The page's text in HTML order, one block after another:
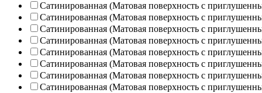
Сатинированная (Матовая поверхность с
Сатинированная (Матовая поверхность с
Сатинированная (Матовая поверхность с
Сатинированная (Матовая поверхность с
Сатинированная (Матовая поверхность с
Сатинированная (Матовая поверхность с
Сатинированная (Матовая поверхность с
Сатинированная (Матовая поверхность с